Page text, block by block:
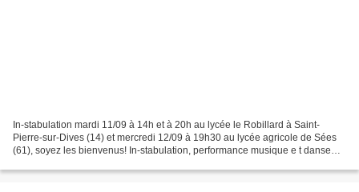
In-stabulation mardi 11/09 à 14h et à 20h au lycée le Robillard à Saint-
Pierre-sur-Dives (14) et mercredi 12/09 à 19h30 au lycée agricole de Sées
(61), soyez les bienvenus! In-stabulation, performance musique e t danse